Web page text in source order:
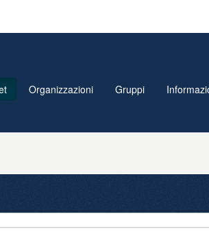
Organizzazioni Gruppi